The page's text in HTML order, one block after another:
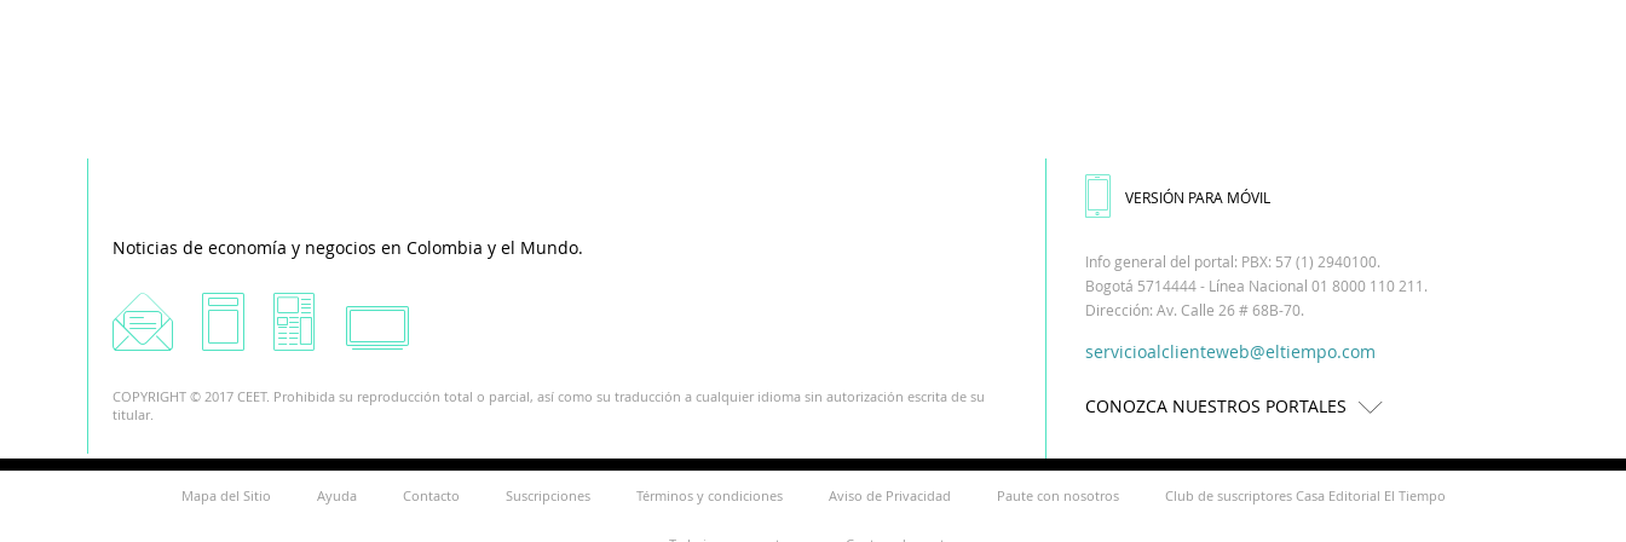
Noticias de economía y negocios en Colombia y el Mundo.
COPYRIGHT © 2017 CEET. Prohibida su reproducción total o parcial, así como su traducción a cualquier idioma sin autorización escrita de su
titular.
VERSIÓN PARA MÓVIL
Info general del portal: PBX: 57 (1) 2940100.
Bogotá 5714444 - Línea Nacional 01 8000 110 211.
Dirección: Av. Calle 26 # 68B-70.
servicioalclienteweb@eltiempo.com
CONOZCA NUESTROS PORTALES
Mapa del Sitio Ayuda Contacto Suscripciones Términos y condiciones Aviso de Privacidad Paute con nosotros Club de suscriptores Casa Editorial El Tiempo